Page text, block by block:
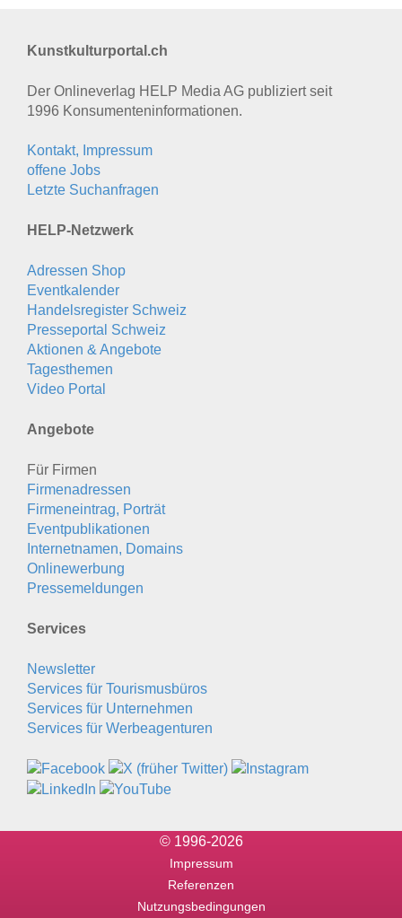
Kunstkulturportal.ch
Der Onlineverlag HELP Media AG publiziert seit
1996 Konsumenten­informationen.
Kontakt, Impressum
offene Jobs
Letzte Suchanfragen
HELP-Netzwerk
Adressen Shop
Eventkalender
Handelsregister Schweiz
Presseportal Schweiz
Aktionen & Angebote
Tagesthemen
Video Portal
Angebote
Für Firmen
Firmenadressen
Firmeneintrag, Porträt
Eventpublikationen
Internetnamen, Domains
Onlinewerbung
Pressemeldungen
Services
Newsletter
Services für Tourismusbüros
Services für Unternehmen
Services für Werbeagenturen
© 1996-2026
Impressum
Referenzen
Nutzungsbedingungen